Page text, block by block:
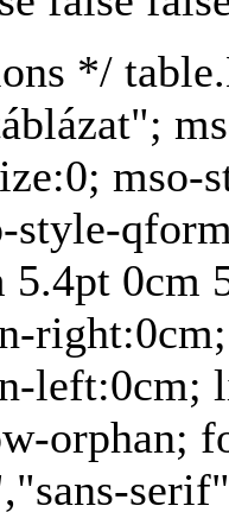
*/
mso-
0cm
left:0cm;
orphan;